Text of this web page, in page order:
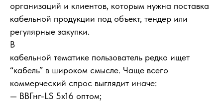
организаций и клиентов, которым нужна поставка
кабельной продукции под объект, тендер или
регулярные закупки.
В
кабельной тематике пользователь редко ищет
“кабель” в широком смысле. Чаще всего
коммерческий спрос выглядит иначе:
— ВВГнг-LS 5х16 оптом;